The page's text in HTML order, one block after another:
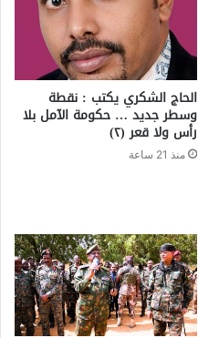
الحاج الشكري يكتب : نقطة
وسطر جديد … حكومة الآمل بلا
رأس ولا قعر (٢)
منذ 21 ساعة